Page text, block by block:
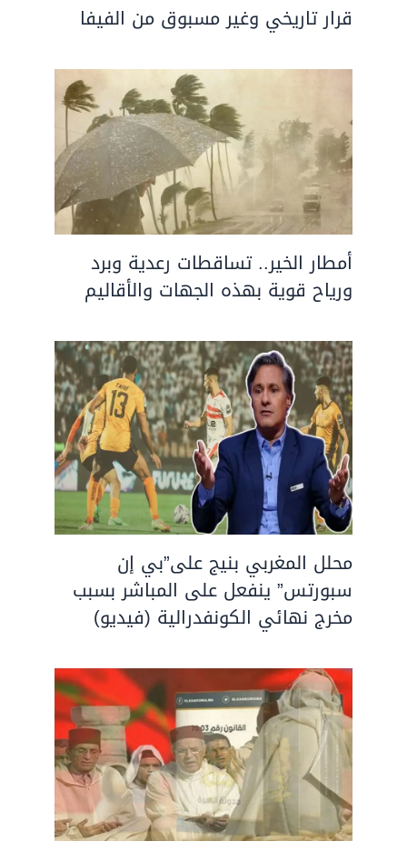
قرار تاريخي وغير مسبوق من الفيفا
أمطار الخير.. تساقطات رعدية وبرد
ورياح قوية بهذه الجهات والأقاليم
محلل المغربي بنيج على”بي إن
سبورتس” ينفعل على المباشر بسبب
مخرج نهائي الكونفدرالية (فيديو)